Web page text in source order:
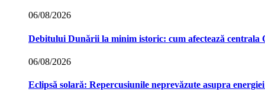
06/08/2026
Debitului Dunării la minim istoric: cum afectează centrala
06/08/2026
Eclipsă solară: Repercusiunile neprevăzute asupra